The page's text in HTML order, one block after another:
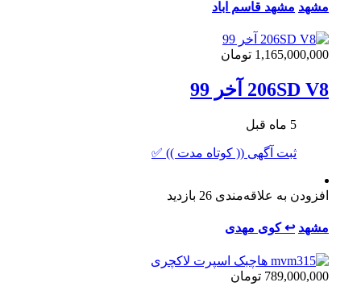
مشهد مشهد قاسم اباد
1,165,000,000 تومان
206SD V8 آخر 99
5 ماه قبل
ثبت آگهی (( کوتاه مدت )) ✅
افزودن به علاقه‌مندی 26 بازدید
مشهد ↩ کوی مهدی
789,000,000 تومان